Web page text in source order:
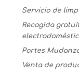
Servicio de
Recogida
Portes
Venta de